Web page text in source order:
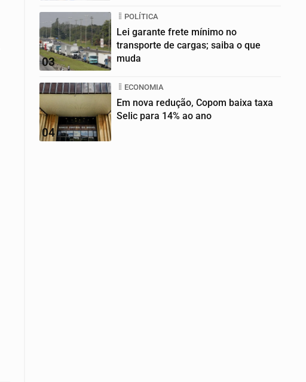
03
POLÍTICA
Lei garante frete mínimo no
transporte de cargas; saiba o que
muda
04
ECONOMIA
Em nova redução, Copom baixa taxa
Selic para 14% ao ano